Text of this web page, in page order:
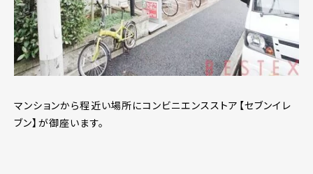
マンションから程近い場所にコンビニエンスストア【セブンイレ
ブン】が御座います。